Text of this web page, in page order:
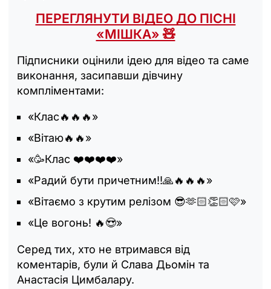
ПЕРЕГЛЯНУТИ ВІДЕО ДО ПІСНІ
«МІШКА» 🧸
Підписники оцінили ідею для відео та саме
виконання, засипавши дівчину
компліментами:
«Клас🔥🔥🔥»
«Вітаю🔥🔥»
«🥳Клас ❤️❤️❤️❤️»
«Радий бути причетним!!🙏🔥🔥🔥»
«Вітаємо з крутим релізом 😎🫶🏻👏🏻🩷»
«Це вогонь! 🔥😍»
Серед тих, хто не втримався від
коментарів, були й Слава Дьомін та
Анастасія Цимбалару.